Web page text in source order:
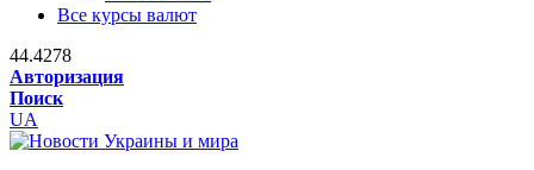
Все курсы валют
44.4278
Авторизация
Поиск
UA